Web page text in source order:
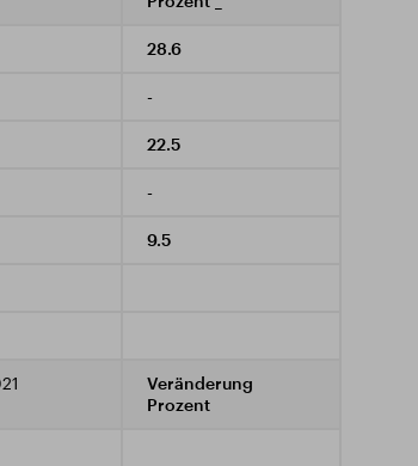
28.6
-
22.5
-
9.5
Veränderung
Prozent